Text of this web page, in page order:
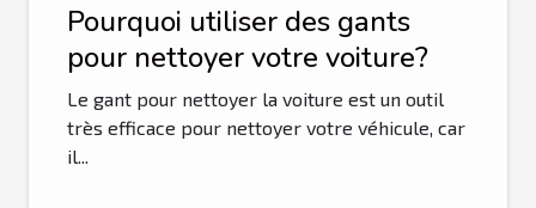
Pourquoi utiliser des gants
pour nettoyer votre voiture?
Le gant pour nettoyer la voiture est un outil
très efficace pour nettoyer votre véhicule, car
il...